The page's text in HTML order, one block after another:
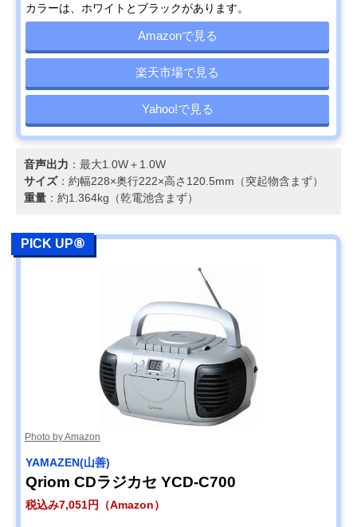
カラーは、ホワイトとブラックがあります。
Amazonで見る
楽天市場で見る
Yahoo!で見る
音声出力 ：最大1.0W＋1.0W
サイズ：約幅228×奥行222×高さ120.5mm（突起物含まず）
重量 ：約1.364kg（乾電池含まず）
PICK UP⑧
Photo by Amazon
YAMAZEN(山善)
Qriom CDラジカセ YCD-C700
税込み7,051円（Amazon）